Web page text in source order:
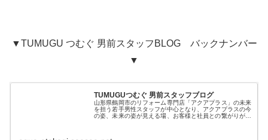
▼TUMUGU つむぐ 男前スタッフBLOG バックナンバー
▼
TUMUGUつむぐ 男前スタッフブログ
山形県鶴岡市のリフォーム専門店「アクアプラス」の未来
を担う若手男性スタッフが中心となり、アクアプラスの今
の姿、未来の姿が見える場、お客様と社員との繋がりが見